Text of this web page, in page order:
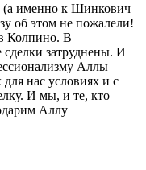
именно к Шинкович
об этом не пожалели!
Колпино. В
затруднены. И
Аллы
нас условиях и с
И мы, и те, кто
Аллу